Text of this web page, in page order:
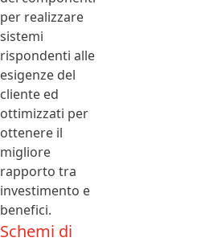
per realizzare
sistemi
rispondenti alle
esigenze del
cliente ed
ottimizzati per
ottenere il
migliore
rapporto tra
investimento e
benefici.
Schemi di